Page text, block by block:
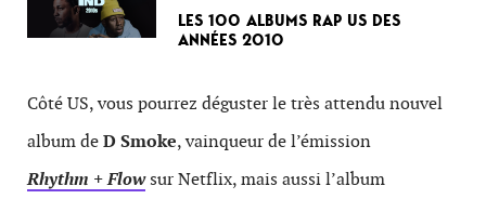
LES 100 ALBUMS RAP US DES
ANNÉES 2010
Côté US, vous pourrez déguster le très attendu nouvel
album deD Smoke, vainqueur de l’émission
Rhythm + Flowsur Netflix, mais aussi l’album